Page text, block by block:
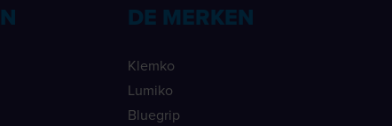
DE MERKEN
Klemko
Lumiko
Bluegrip